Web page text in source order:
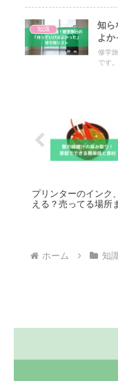
知識
知ら
よか
修学
です
プリンターのインク
える？売ってる場所
ホーム 知